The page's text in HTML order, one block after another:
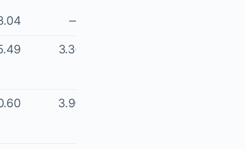
—
3.36%
3.90%